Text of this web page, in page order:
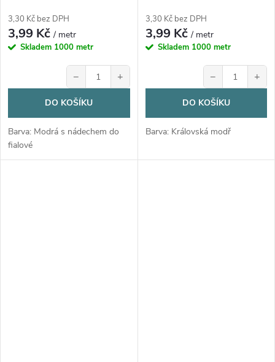
3,30 Kč bez DPH
3,99 Kč/ metr
Skladem 1000 metr
− +
DO KOŠÍKU
Barva: Modrá s nádechem do
fialové
3,30 Kč bez DPH
3,99 Kč/ metr
Skladem 1000 metr
− +
DO KOŠÍKU
Barva: Královská modř